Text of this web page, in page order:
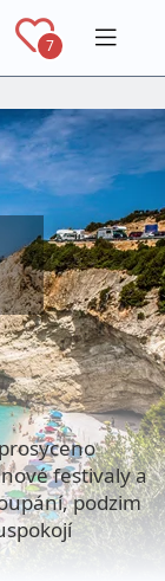
7
festivaly a
podzim